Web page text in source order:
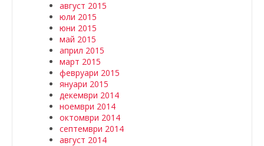
август 2015
юли 2015
юни 2015
май 2015
април 2015
март 2015
февруари 2015
януари 2015
декември 2014
ноември 2014
октомври 2014
септември 2014
август 2014